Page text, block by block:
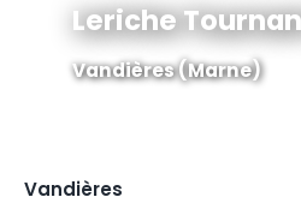
Leriche
Vandières (Marne)
Vandières